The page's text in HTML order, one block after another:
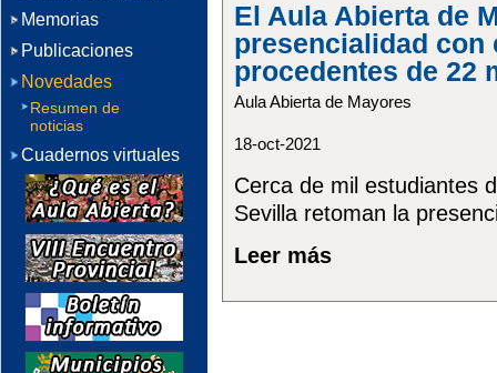
El Aula Abierta de
presencialidad con
procedentes de 22
Aula Abierta de Mayores
18-oct-2021
Cerca de mil estudiantes
Sevilla retoman la
Leer más
Memorias
Publicaciones
Novedades
Resumen de
noticias
Cuadernos virtuales